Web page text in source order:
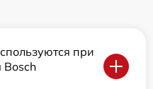
при
Bosch